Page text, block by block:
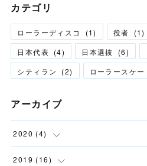
カテゴリ
ローラーディスコ (1) 役者 (1)
日本代表 (4) 日本選抜 (6)
シティラン
(2) ローラースケー
アーカイブ
2020 (4)
(2)
2019 (16)